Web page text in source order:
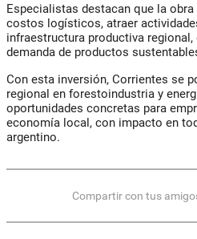
Especialistas destacan que la
costos logísticos, atraer
infraestructura productiva
demanda de productos
Con esta inversión, Corrientes se
regional en forestoindustria y
oportunidades concretas para
economía local, con impacto en
argentino.
Compartir con tus